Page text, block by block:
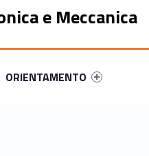
e Meccanica
primary-21798-57
identifier #link-menu-
ORIENTAMENTO